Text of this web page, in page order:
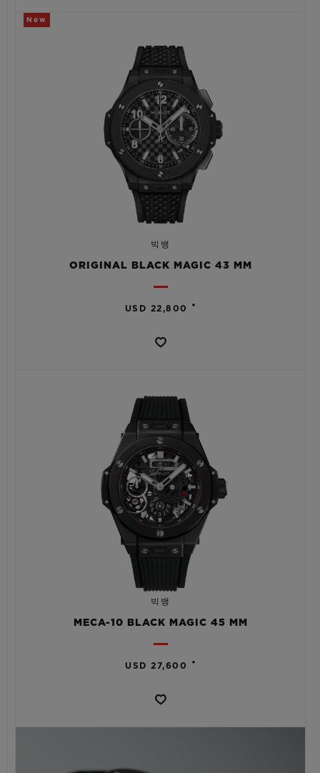
New
빅뱅
ORIGINAL BLACK MAGIC 43 MM
USD 22,800 •
빅뱅
MECA-10 BLACK MAGIC 45 MM
USD 27,600 •